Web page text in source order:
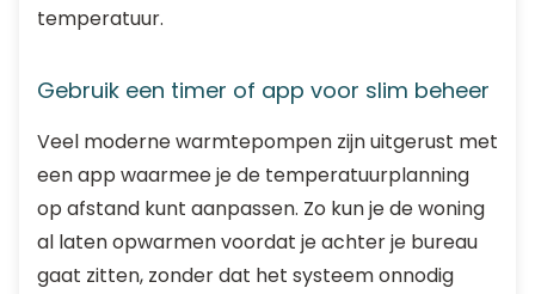
temperatuur.
Gebruik een timer of app voor slim beheer
Veel moderne warmtepompen zijn uitgerust met
een app waarmee je de temperatuurplanning
op afstand kunt aanpassen. Zo kun je de woning
al laten opwarmen voordat je achter je bureau
gaat zitten, zonder dat het systeem onnodig